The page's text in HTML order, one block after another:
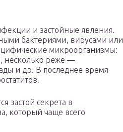
и застойные явления.
бактериями, вирусами или
микроорганизмы:
несколько реже —
и др. В последнее время
застой секрета в
который чаще всего